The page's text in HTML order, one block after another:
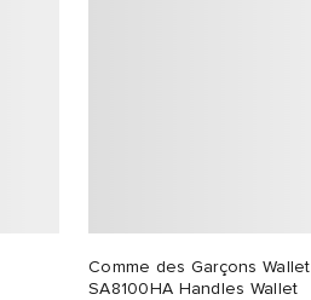
Comme des Garçons Wallet
SA8100HA Handles Wallet